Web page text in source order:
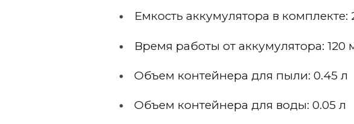
Емкость аккумулятора в комплекте:
Время работы от аккумулятора: 120
Объем контейнера для пыли: 0.45 л
Объем контейнера для воды: 0.05 л